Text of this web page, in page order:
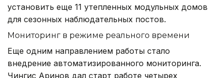
установить еще 11 утепленных модульных домов
для сезонных наблюдательных постов.
Мониторинг в режиме реального времени
Еще одним направлением работы стало
внедрение автоматизированного мониторинга.
Чингис Аринов дал старт работе четырех